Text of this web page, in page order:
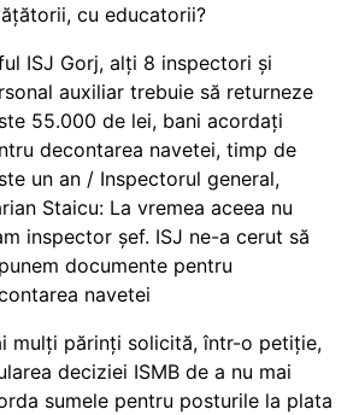
cu educatorii?
ISJ Gorj, alți 8 inspectori și
auxiliar trebuie să returneze
55.000 de lei, bani acordați
decontarea navetei, timp de
un an / Inspectorul general,
Staicu: La vremea aceea nu
inspector șef. ISJ ne-a cerut să
documente pentru
navetei
mulți părinți solicită, într-o petiție,
deciziei ISMB de a nu mai
sumele pentru posturile la plata